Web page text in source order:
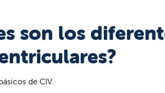
son los
de CIV.